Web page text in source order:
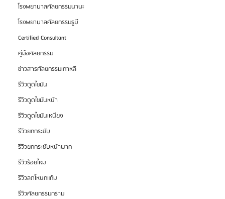
โรงพยาบาลศัลยกรรมนานะ
โรงพยาบาลศัลยกรรมรูบี
Certified Consultant
คู่มือศัลยกรรม
ข่าวสารศัลยกรรมเกาหลี
รีวิวดูดไขมัน
รีวิวดูดไขมันหน้า
รีวิวดูดไขมันเหนียง
รีวิวยกกระชับ
รีวิวยกกระชับหน้าผาก
รีวิวร้อยไหม
รีวิวลดโหนกแก้ม
รีวิวศัลยกรรมกราม